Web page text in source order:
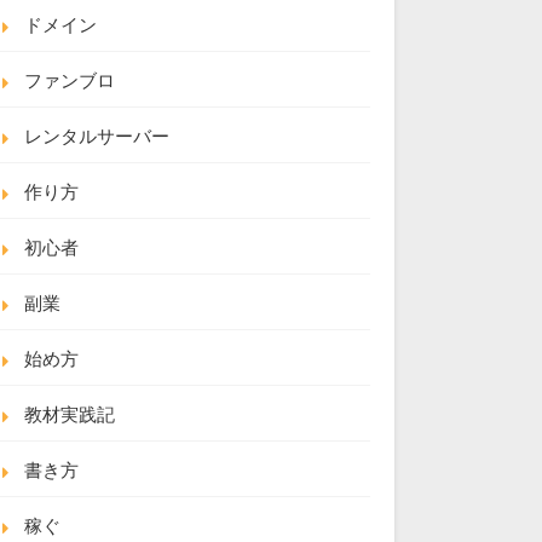
ドメイン
ファンブロ
レンタルサーバー
作り方
初心者
副業
始め方
教材実践記
書き方
稼ぐ